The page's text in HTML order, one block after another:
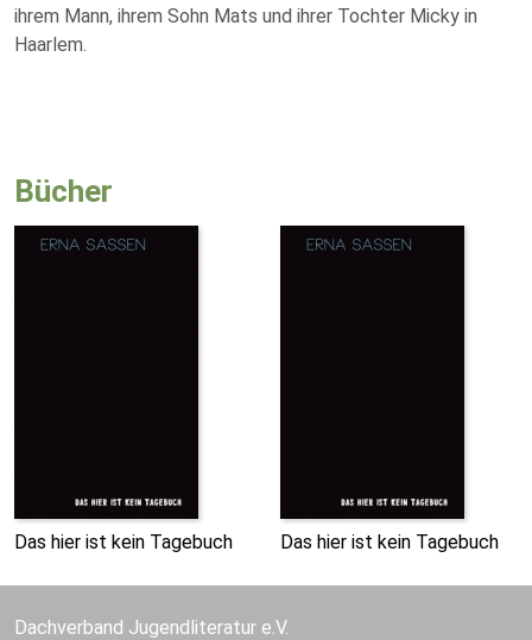
ihrem Mann, ihrem Sohn Mats und ihrer Tochter Micky in
Haarlem.
Bücher
Das hier ist kein Tagebuch Das hier ist kein Tagebuch
Dachverband Jugendliteratur e.V.